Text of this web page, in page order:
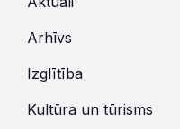
Arhīvs
Izglītība
Kultūra un tūrisms